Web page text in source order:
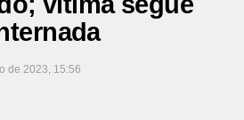
de 2023, 15:56